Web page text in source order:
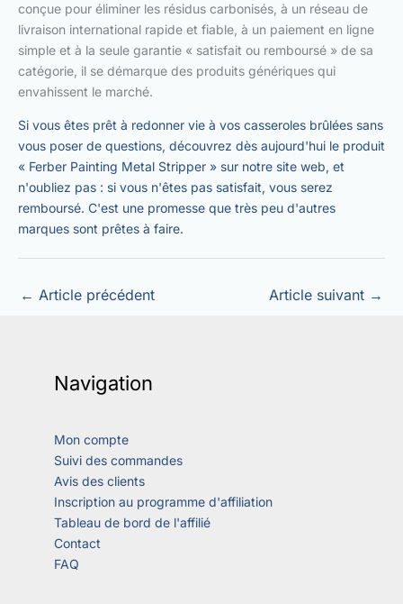
conçue pour éliminer les résidus carbonisés, à un réseau de
livraison international rapide et fiable, à un paiement en ligne
simple et à la seule garantie « satisfait ou remboursé » de sa
catégorie, il se démarque des produits génériques qui
envahissent le marché.
Si vous êtes prêt à redonner vie à vos casseroles brûlées sans
vous poser de questions, découvrez dès aujourd'hui le produit
« Ferber Painting Metal Stripper » sur notre site web, et
n'oubliez pas : si vous n'êtes pas satisfait, vous serez
remboursé. C'est une promesse que très peu d'autres
marques sont prêtes à faire.
← Article précédent Article suivant →
Navigation
Mon compte
Suivi des commandes
Avis des clients
Inscription au programme d'affiliation
Tableau de bord de l'affilié
Contact
FAQ